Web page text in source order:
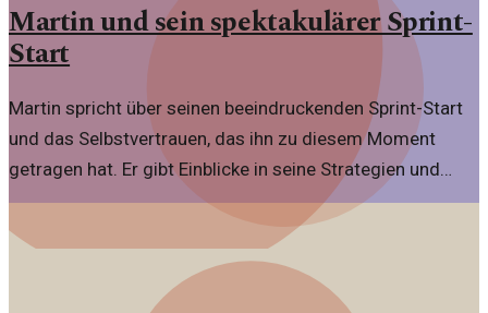
Martin und sein spektakulärer Sprint-
Start
Martin spricht über seinen beeindruckenden Sprint-Start
und das Selbstvertrauen, das ihn zu diesem Moment
getragen hat. Er gibt Einblicke in seine Strategien und
Erfahrungen.